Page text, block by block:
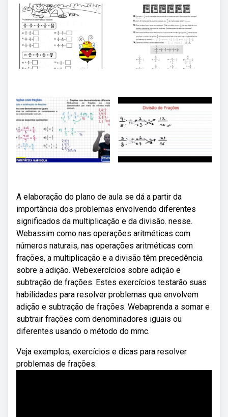
A elaboração do plano de aula se dá a partir da
importância dos problemas envolvendo diferentes
significados da multiplicação e da divisão. nesse.
Webassim como nas operações aritméticas com
números naturais, nas operações aritméticas com
frações, a multiplicação e a divisão têm precedência
sobre a adição. Webexercícios sobre adição e
subtração de frações. Estes exercícios testarão suas
habilidades para resolver problemas que envolvem
adição e subtração de frações. Webaprenda a somar e
subtrair frações com denominadores iguais ou
diferentes usando o método do mmc.
Veja exemplos, exercícios e dicas para resolver
problemas de frações.